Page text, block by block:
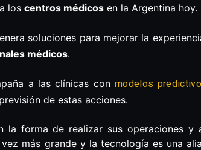
los centros médicos en la Argentina hoy.
soluciones para mejorar la
médicos.
a las clínicas conmodelos
de estas acciones.
la forma de realizar sus operaciones
más grande y la tecnología es una